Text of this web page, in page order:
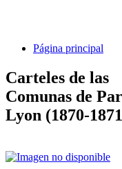
Página principal
Carteles de las
Comunas de
Lyon (1870-